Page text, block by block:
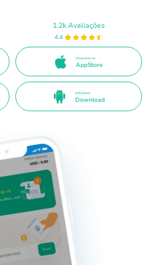
1.2k Avaliações
4.4
Disponível na
AppStore
APK Direto
Download